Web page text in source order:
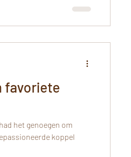
favoriete
het genoegen om
koppel